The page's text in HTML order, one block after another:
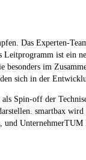
Das Experten-
ist ein
im
sich in der
als Spin-off der
smartbax
und